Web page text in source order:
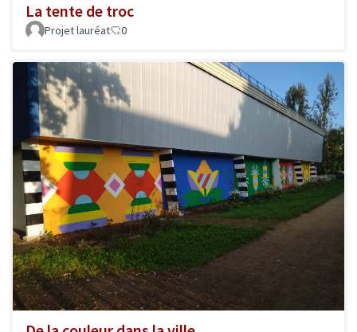
La tente de troc
Projet lauréat 0